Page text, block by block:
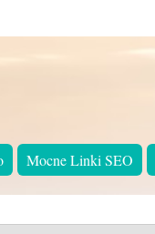
Mocne Linki SEO